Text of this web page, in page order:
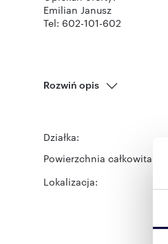
Emilian Janusz
Tel: 602-101-602
Rozwiń opis
Działka:
Powierzchnia całkowita:
Lokalizacja: